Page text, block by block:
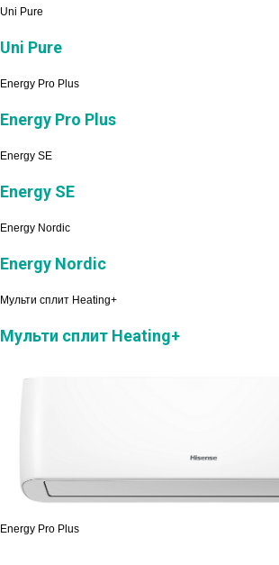
Uni Pure
Uni Pure
Energy Pro Plus
Energy Pro Plus
Energy SE
Energy SE
Energy Nordic
Energy Nordic
Мульти сплит Heating+
Мульти сплит Heating+
Energy Pro Plus